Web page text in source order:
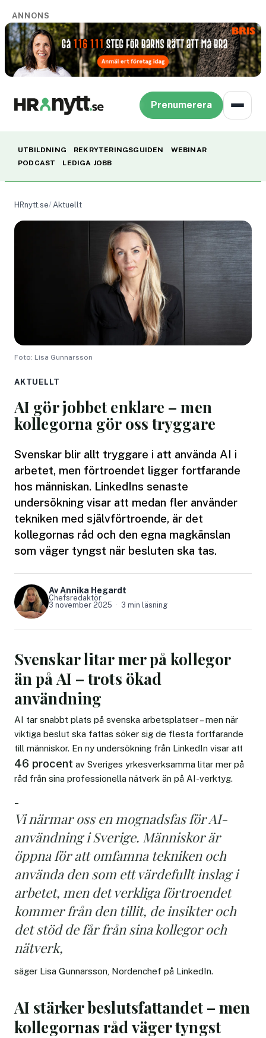
ANNONS
Prenumerera
UTBILDNING REKRYTERINGSGUIDEN
WEBINAR
PODCAST
LEDIGA JOBB
HRnytt.se Aktuellt
Foto: Lisa Gunnarsson
AKTUELLT
AI gör jobbet enklare – men
kollegorna gör oss tryggare
Svenskar blir allt tryggare i att använda AI i
arbetet, men förtroendet ligger fortfarande
hos människan. LinkedIns senaste
undersökning visar att medan fler använder
tekniken med självförtroende, är det
kollegornas råd och den egna magkänslan
som väger tyngst när besluten ska tas.
Av Annika Hegardt
Chefsredaktör
3 november 2025
3 min läsning
Svenskar litar mer på kollegor
än på AI – trots ökad
användning
AI tar snabbt plats på svenska arbetsplatser – men när
viktiga beslut ska fattas söker sig de flesta fortfarande
till människor. En ny undersökning från LinkedIn visar att
46 procent av Sveriges yrkesverksamma litar mer på
råd från sina professionella nätverk än på AI-verktyg.
–
Vi närmar oss en mognadsfas för AI-
användning i Sverige. Människor är
öppna för att omfamna tekniken och
använda den som ett värdefullt inslag i
arbetet, men det verkliga förtroendet
kommer från den tillit, de insikter och
det stöd de får från sina kollegor och
nätverk,
säger Lisa Gunnarsson, Nordenchef på LinkedIn.
AI stärker beslutsfattandet – men
kollegornas råd väger tyngst